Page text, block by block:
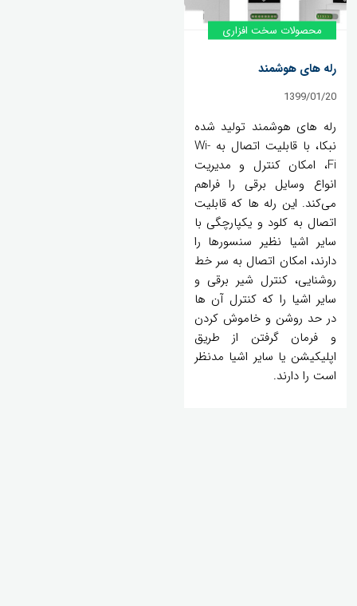
محصولات سخت افزاری
رله های هوشمند
1399/01/20
رله های هوشمند تولید شده
نبکا، با قابلیت اتصال به Wi-
Fi، امکان کنترل و مدیریت
انواع وسایل برقی را فراهم
می‌کند. این رله ها که قابلیت
اتصال به کلود و یکپارچگی با
سایر اشیا نظیر سنسورها را
دارند، امکان اتصال به سر خط
روشنایی، کنترل شیر برقی و
سایر اشیا را که کنترل آن ها
در حد روشن و خاموش کردن
و فرمان گرفتن از طریق
اپلیکیشن یا سایر اشیا مدنظر
است را دارند.